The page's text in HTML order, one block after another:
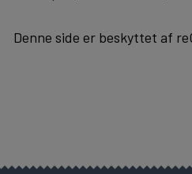
Denne side er beskyttet af